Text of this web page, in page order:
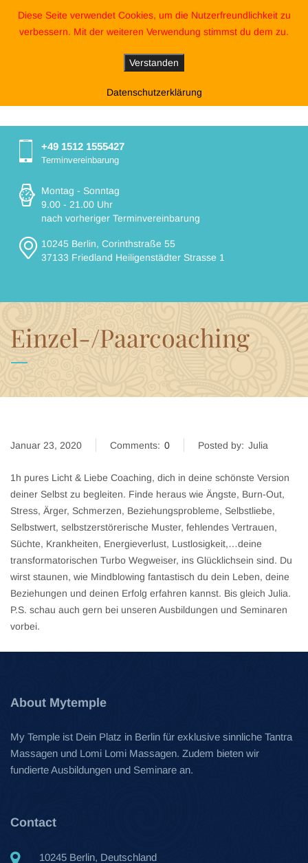
+49 1512 1555427
Terminvereinbarung
Montag - Sonntag
9.00 - 21.00 Uhr
nach vorheriger Terminvereinbarung
10245 Berlin, Corinthstraße 55
37133 Friedland Heiligenstädter Strasse 1
Einzel-/Paarcoaching
Januar 23, 2020 Comments: 0 Posted by: Julia
1h pures Licht & Liebe Coaching, dich in deine schönste Version
deiner Selbst zu begleiten. Finde heraus wie Ängste, Burn-Out,
Stress, Ärger, Schmerzen, Beziehungsprobleme, Selbstliebe,
Selbstwert, selbstzerstörerische Muster, fehlendes Vertrauen,
Süchte, Krankheiten, Energieverlust, Lustlosigkeit,…deine
transformatorischen Turbo Wegweiser, ins Glücklichsein sind. Du
wirst staunen, wie Mindblowing fantastisch du dein Leben, deine
Beziehungen und deinen Erfolg erfahren kannst. Bis gleich Julia.
P.S. schau auch gern bei unseren Ausbildungen und Seminaren
vorbei.
About Mytemple
My Temple ist Dein Platz in Berlin für exklusive sinnliche Tantra
Massagen und Lomi Lomi Massagen. Zudem bieten wir
fundierte Ausbildungen und Seminare an.
Contact
10245 Berlin, Deutschland
Diese Seite verwendet Cookies, um die Nutzerfreundlichkeit zu
verbessern. Mit der weiteren Verwendung stimmst du dem zu.
Verstanden
Datenschutzerklärung